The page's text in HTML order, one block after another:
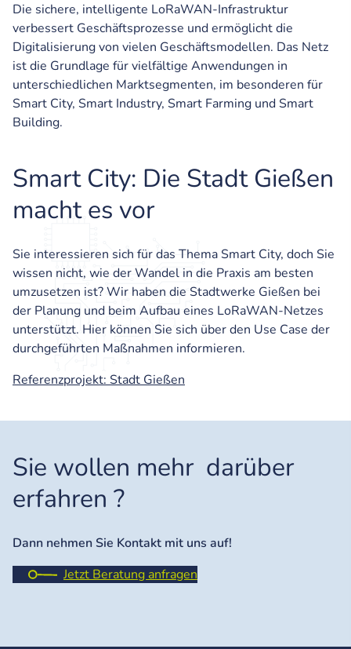
Die sichere, intelligente LoRaWAN-Infrastruktur
verbessert Geschäftsprozesse und ermöglicht die
Digitalisierung von vielen Geschäftsmodellen. Das Netz
ist die Grundlage für vielfältige Anwendungen in
unterschiedlichen Marktsegmenten, im besonderen für
Smart City, Smart Industry, Smart Farming und Smart
Building.
Smart City: Die Stadt Gießen
macht es vor
Sie interessieren sich für das Thema Smart City, doch Sie
wissen nicht, wie der Wandel in die Praxis am besten
umzusetzen ist? Wir haben die Stadtwerke Gießen bei
der Planung und beim Aufbau eines LoRaWAN-Netzes
unterstützt. Hier können Sie sich über den Use Case der
durchgeführten Maßnahmen informieren.
Referenzprojekt: Stadt Gießen
Sie wollen mehr darüber
erfahren ?
Dann nehmen Sie Kontakt mit uns auf!
Jetzt Beratung anfragen